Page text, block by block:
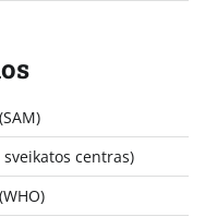
centras)